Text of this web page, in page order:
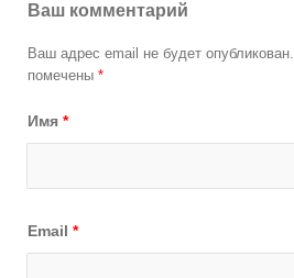
Ваш комментарий
Ваш адрес email не будет опубликован.
помечены *
Имя *
Email *